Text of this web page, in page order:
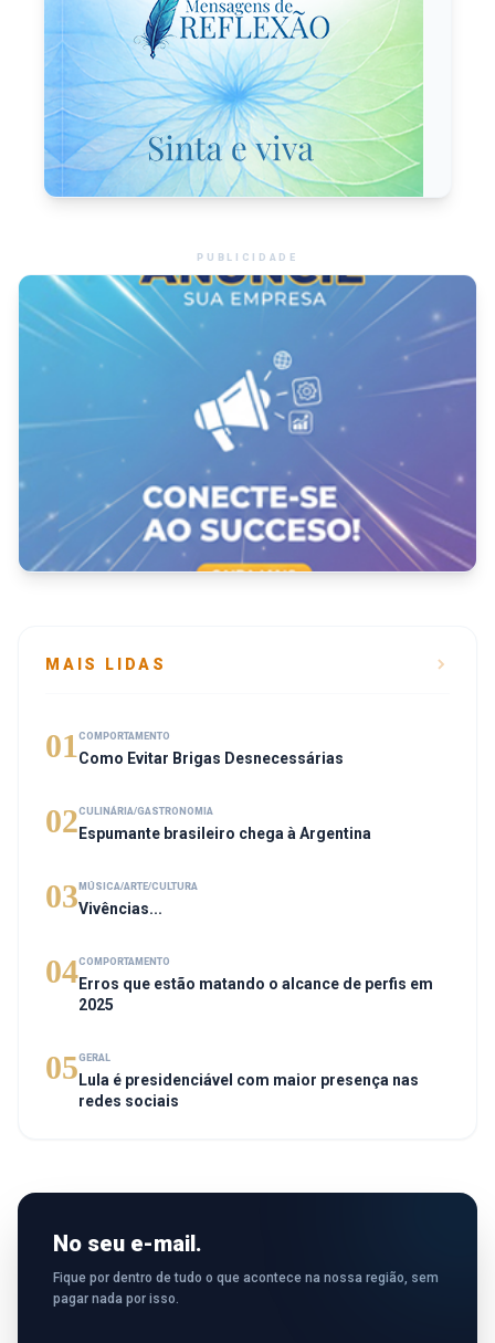
PUBLICIDADE
MAIS LIDAS
01 COMPORTAMENTO
Como Evitar Brigas Desnecessárias
02CULINÁRIA/GASTRONOMIA
Espumante brasileiro chega à Argentina
03 MÚSICA/ARTE/CULTURA
Vivências...
04COMPORTAMENTO
Erros que estão matando o alcance de perfis em
2025
05GERAL
Lula é presidenciável com maior presença nas
redes sociais
No seu e-mail.
Fique por dentro de tudo o que acontece na nossa região, sem
pagar nada por isso.